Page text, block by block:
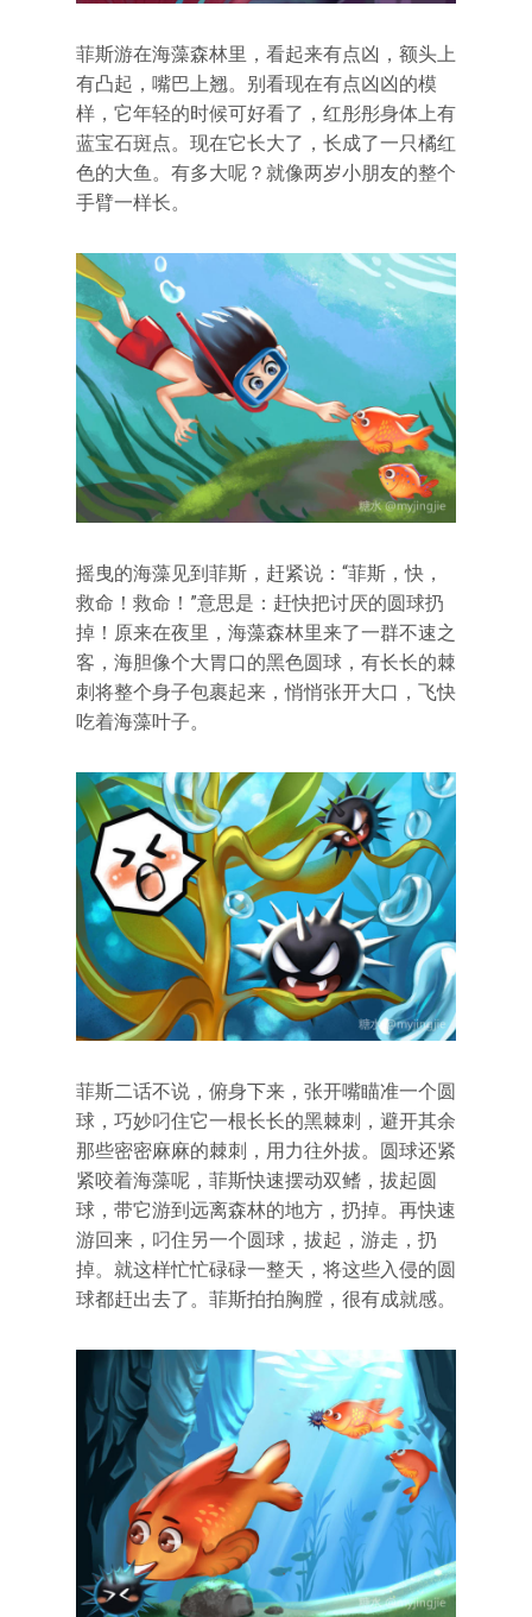
菲斯游在海藻森林里，看起来有点凶，额头上
有凸起，嘴巴上翘。别看现在有点凶凶的模
样，它年轻的时候可好看了，红彤彤身体上有
蓝宝石斑点。现在它长大了，长成了一只橘红
色的大鱼。有多大呢？就像两岁小朋友的整个
手臂一样长。
摇曳的海藻见到菲斯，赶紧说：“菲斯，快，
救命！救命！”意思是：赶快把讨厌的圆球扔
掉！原来在夜里，海藻森林里来了一群不速之
客，海胆像个大胃口的黑色圆球，有长长的棘
刺将整个身子包裹起来，悄悄张开大口，飞快
吃着海藻叶子。
菲斯二话不说，俯身下来，张开嘴瞄准一个圆
球，巧妙叼住它一根长长的黑棘刺，避开其余
那些密密麻麻的棘刺，用力往外拔。圆球还紧
紧咬着海藻呢，菲斯快速摆动双鳍，拔起圆
球，带它游到远离森林的地方，扔掉。再快速
游回来，叼住另一个圆球，拔起，游走，扔
掉。就这样忙忙碌碌一整天，将这些入侵的圆
球都赶出去了。菲斯拍拍胸膛，很有成就感。